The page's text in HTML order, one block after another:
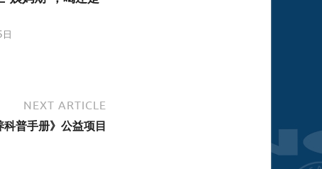
NEXT ARTICLE
科普手册》公益项目